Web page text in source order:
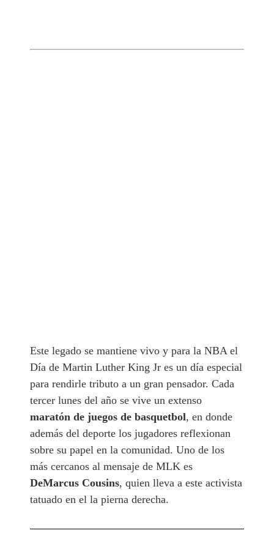
Este legado se mantiene vivo y para la NBA el
Día de Martin Luther King Jr es un día especial
para rendirle tributo a un gran pensador. Cada
tercer lunes del año se vive un extenso
maratón de juegos de basquetbol, en donde
además del deporte los jugadores reflexionan
sobre su papel en la comunidad. Uno de los
más cercanos al mensaje de MLK es
DeMarcus Cousins, quien lleva a este activista
tatuado en el la pierna derecha.